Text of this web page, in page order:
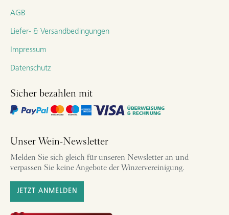
AGB
Liefer- & Versandbedingungen
Impressum
Datenschutz
Sicher bezahlen mit
Unser Wein-Newsletter
Melden Sie sich gleich für unseren Newsletter an und
verpassen Sie keine Angebote der Winzervereinigung.
JETZT ANMELDEN